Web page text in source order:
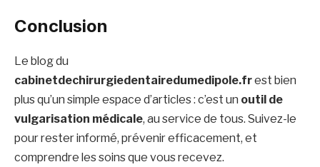
Conclusion
Le blog du
cabinetdechirurgiedentairedumedipole.frest bien
plus qu’un simple espace d’articles : c’est un outil de
vulgarisation médicale, au service de tous. Suivez-le
pour rester informé, prévenir efficacement, et
comprendre les soins que vous recevez.